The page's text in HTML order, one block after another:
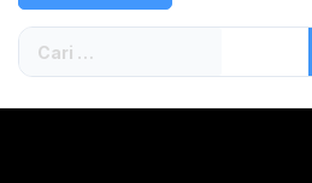
Cari
untuk: